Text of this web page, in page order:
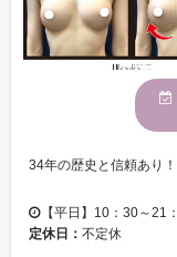
【平日】10：30～21
定休日： 不定休